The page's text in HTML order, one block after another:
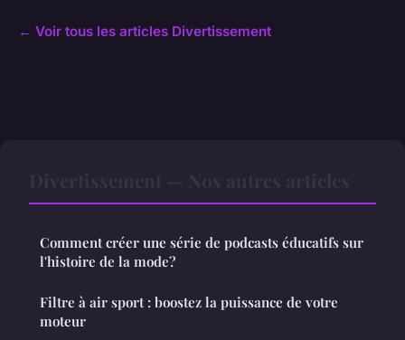
← Voir tous les articles Divertissement
Comment créer une série de podcasts éducatifs sur
l'histoire de la mode?
Filtre à air sport : boostez la puissance de votre
moteur